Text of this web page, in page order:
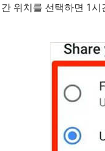
위치를 선택하면 1